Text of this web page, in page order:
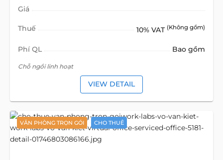
Giá
Thuế 10% VAT (Không gồm)
Phí QL Bao gồm
Chỗ ngồi linh hoạt
VIEW DETAIL
VĂN PHÒNG TRỌN GÓI CHO THUÊ